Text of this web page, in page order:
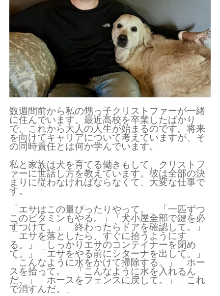
数週間前から私の甥っ子クリストファーが一緒
に住んでいます。最近高校を卒業したばかり
で、これから大人の人生が始まるのです。将来
を向けてキャリアについて考えていますが、そ
の同時責任とは何か学んでいます。
私と家族は犬を育てる働きもして、クリストフ
ァーに世話し方を教えています。彼は全部の決
まりに従わなければならなくて、大変な仕事で
す。
「エサはこの量ぴったりやって。」「一匹ずつ
このビタミンもやる。」「犬小屋全部で鍵を必
ずつけて。」「終わったらドアを確認して。」
「エサを落としたら、すぐに拾うようにす
る。」「しっかりエサのコンテイナーを閉め
て。」「エサをやる前にシターナを出して。」
「こんなように水をかけて掃除する。」「ホー
スを拾って。」「こんなように水を入れるん
だ。」「ホースをフェンスに戻して。」「これ
で消すんだ。」